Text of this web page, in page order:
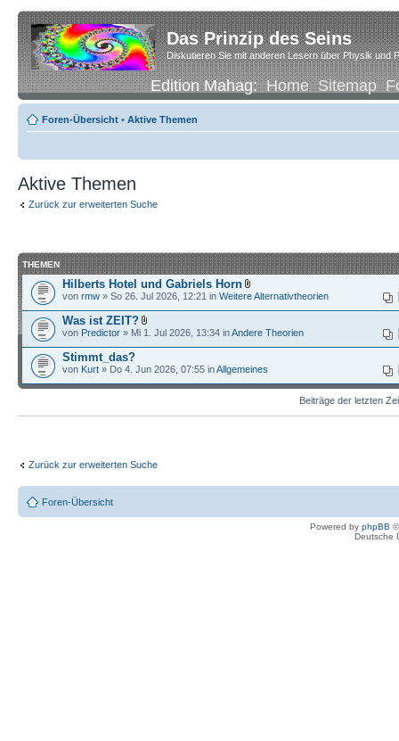
Das Prinzip des Seins
Diskutieren Sie mit anderen Lesern über Physik und
Edition Mahag:Home Sitemap
Foren-Übersicht • Aktive Themen
Aktive Themen
Zurück zur erweiterten Suche
THEMEN
Hilberts Hotel und Gabriels Horn
von rmw » So 26. Jul 2026, 12:21 in Weitere Alternativtheorien
Was ist ZEIT?
von Predictor » Mi 1. Jul 2026, 13:34 inAndere Theorien
Stimmt_das?
von Kurt » Do 4. Jun 2026, 07:55 inAllgemeines
Beiträge der letzten
Zurück zur erweiterten Suche
Foren-Übersicht
Powered by phpBB
Deutsche